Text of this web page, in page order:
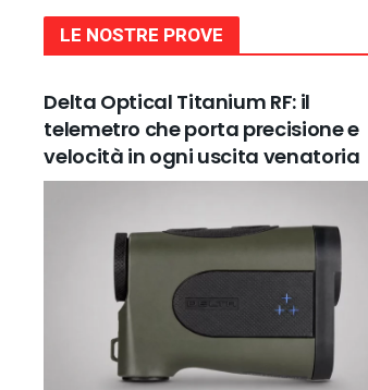
LE NOSTRE PROVE
Delta Optical Titanium RF: il
telemetro che porta precisione e
velocità in ogni uscita venatoria